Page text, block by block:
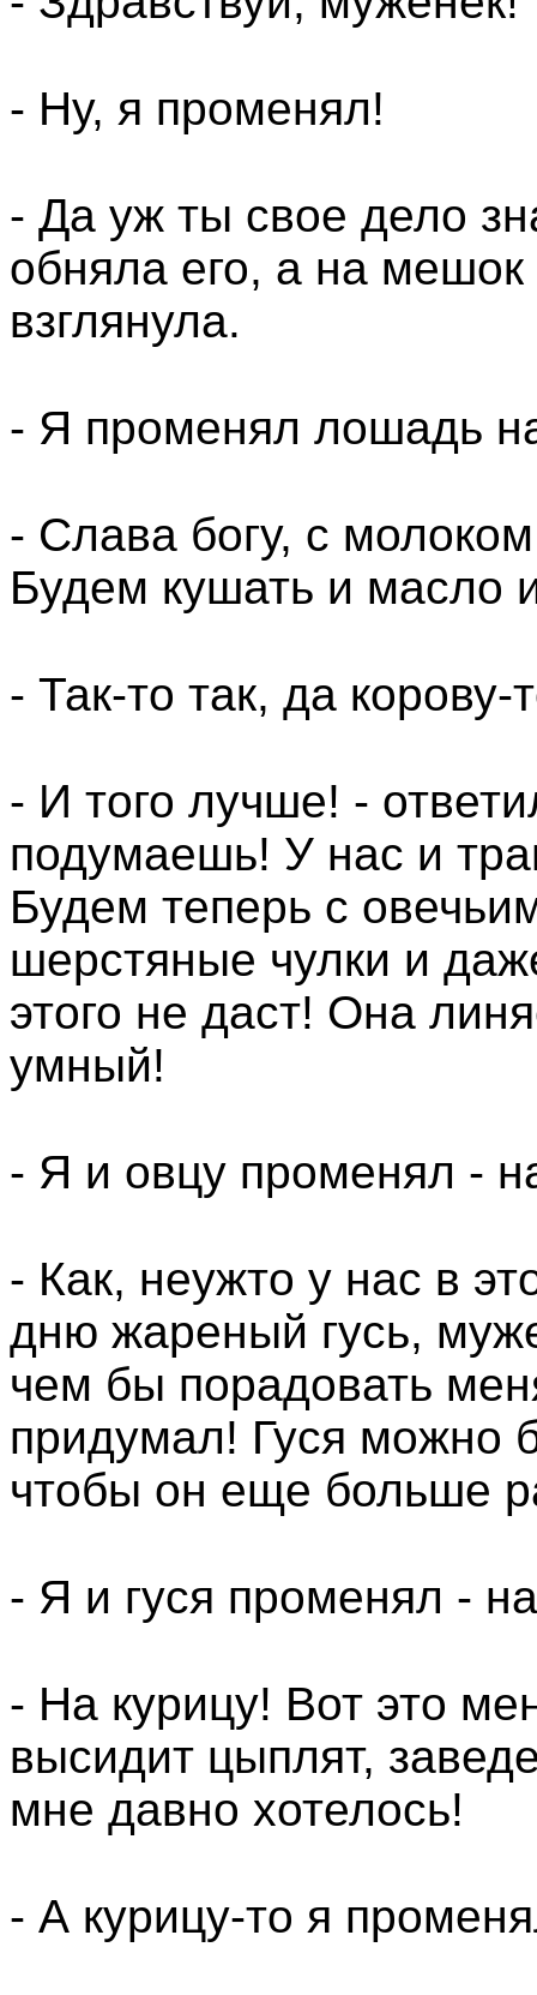
- Ну, я променял!
- Да уж ты свое дело
обняла его, а на
взглянула.
- Я променял лошадь
- Слава богу, с
Будем кушать и масло
- Так-то так, да
- И того лучше! -
подумаешь! У нас и
Будем теперь с
шерстяные чулки и
этого не даст! Она
умный!
- Я и овцу променял -
- Как, неужто у нас в
дню жареный гусь,
чем бы порадовать
придумал! Гуся можно
чтобы он еще больше
- Я и гуся променял -
- На курицу! Вот это
высидит цыплят,
мне давно хотелось!
- А курицу-то я